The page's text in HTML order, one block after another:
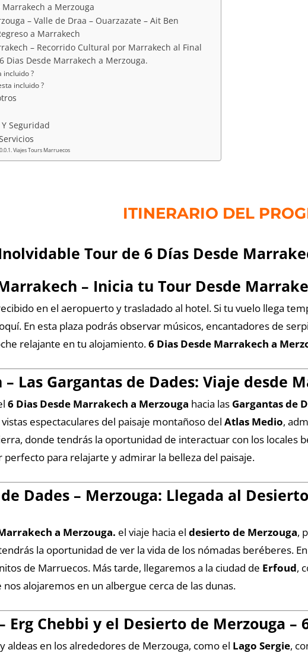
Marrakech a Merzouga
– Valle de Draa – Ouarzazate – Ait Ben
a Marrakech
– Recorrido Cultural por Marrakech al Final
Dias Desde Marrakech a Merzouga.
incluido ?
incluido ?
Seguridad
Viajes Tours Marruecos
ITINERARIO DEL
Tour de 6 Días Desde
– Inicia tu Tour Desde
en el aeropuerto y trasladado al hotel. Si tu vuelo llega
En esta plaza podrás observar músicos, encantadores de
relajante en tu alojamiento.6 Dias Desde Marrakech a
Las Gargantas de Dades: Viaje desde
6 Dias Desde Marrakech a Merzouga hacia las Gargantas de
espectaculares del paisaje montañoso delAtlas Medio,
donde tendrás la oportunidad de interactuar con los locales
perfecto para relajarte y admirar la belleza del paisaje.
Dades – Merzouga: Llegada al
a Merzouga. el viaje hacia eldesierto de Merzouga,
la oportunidad de ver la vida de los nómadas beréberes.
de Marruecos. Más tarde, llegaremos a la ciudad de Erfoud,
alojaremos en un albergue cerca de las dunas.
Erg Chebbi y el Desierto de Merzouga
aldeas en los alrededores de Merzouga, como el Lago Sergie,